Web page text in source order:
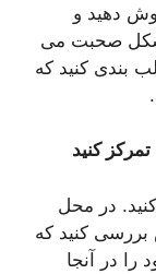
دهید و
شکل صحبت می
بندی کنید که
کنید
کنید. در محل
کنید که
را در آنجا